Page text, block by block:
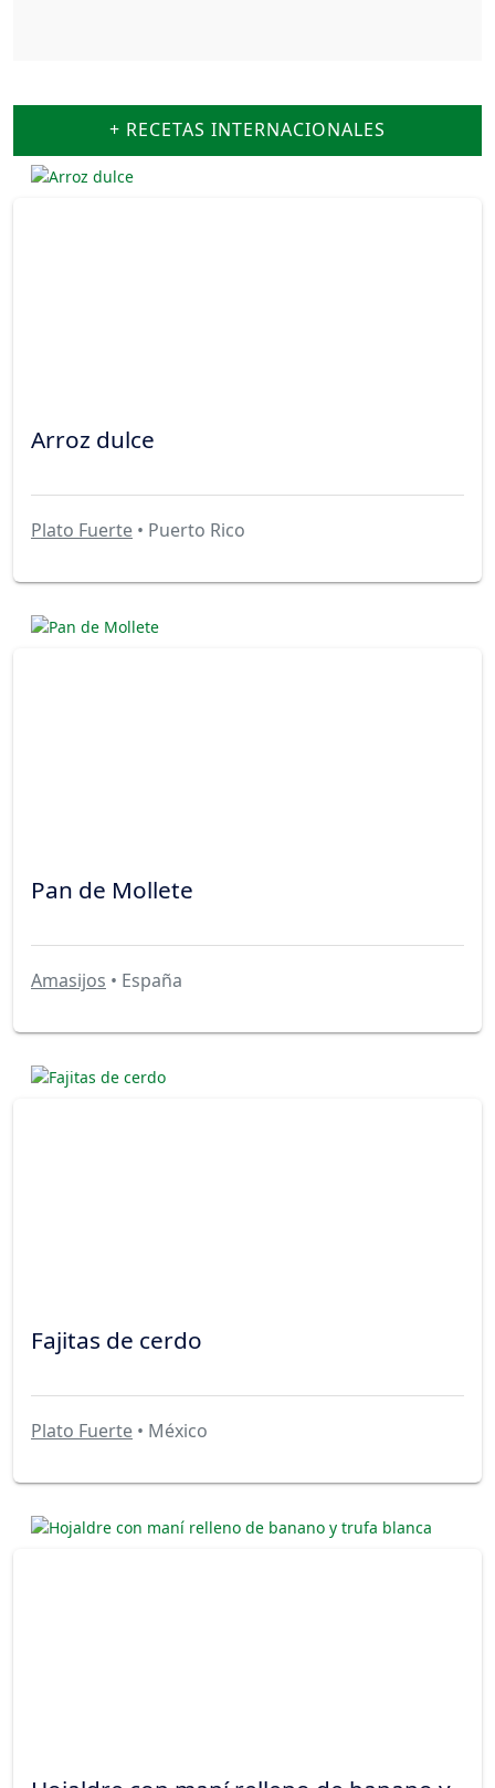
+ RECETAS INTERNACIONALES
Arroz dulce
Plato Fuerte • Puerto Rico
Pan de Mollete
Amasijos • España
Fajitas de cerdo
Plato Fuerte • México